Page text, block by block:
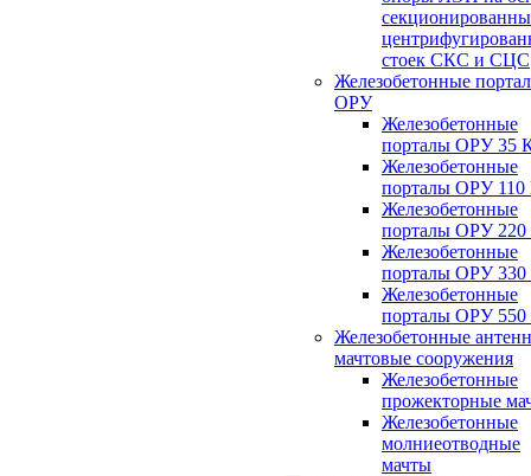
стоек СКС и СЦС
Железобетонные
ОРУ
Железобетонные
порталы ОРУ 35
Железобетонные
порталы ОРУ
Железобетонные
порталы ОРУ
Железобетонные
порталы ОРУ
Железобетонные
порталы ОРУ
Железобетонные
мачтовые сооружения
Железобетонные
прожекторные
Железобетонные
молниеотводные
мачты